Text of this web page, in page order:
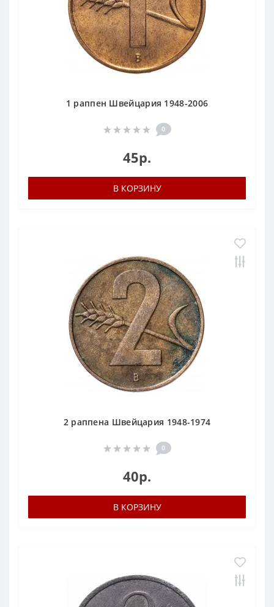
1 раппен Швейцария 1948-2006
0
45р.
В КОРЗИНУ
2 раппена Швейцария 1948-1974
0
40р.
В КОРЗИНУ